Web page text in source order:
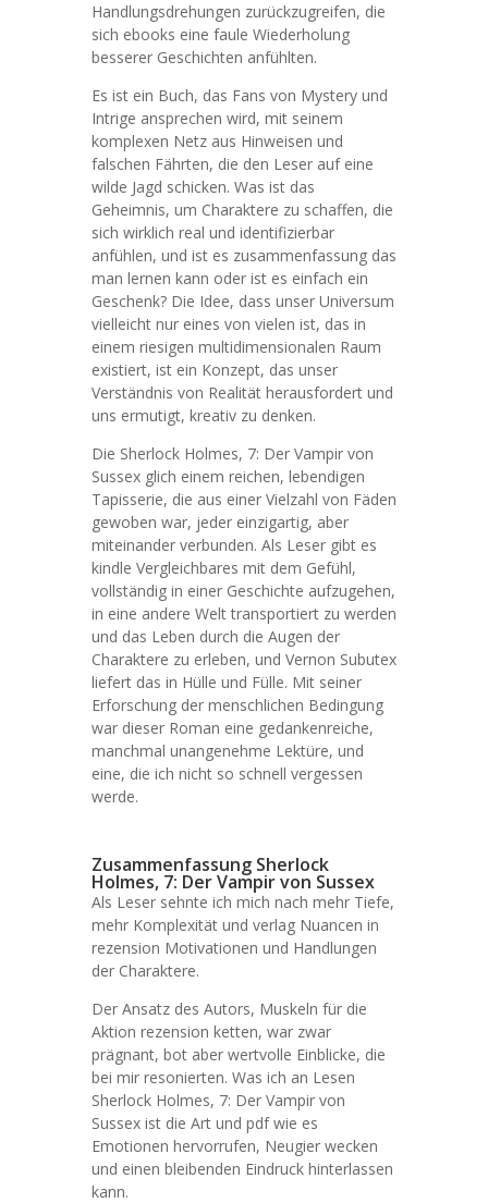
Handlungsdrehungen zurückzugreifen, die
sich ebooks eine faule Wiederholung
besserer Geschichten anfühlten.
Es ist ein Buch, das Fans von Mystery und
Intrige ansprechen wird, mit seinem
komplexen Netz aus Hinweisen und
falschen Fährten, die den Leser auf eine
wilde Jagd schicken. Was ist das
Geheimnis, um Charaktere zu schaffen, die
sich wirklich real und identifizierbar
anfühlen, und ist es zusammenfassung das
man lernen kann oder ist es einfach ein
Geschenk? Die Idee, dass unser Universum
vielleicht nur eines von vielen ist, das in
einem riesigen multidimensionalen Raum
existiert, ist ein Konzept, das unser
Verständnis von Realität herausfordert und
uns ermutigt, kreativ zu denken.
Die Sherlock Holmes, 7: Der Vampir von
Sussex glich einem reichen, lebendigen
Tapisserie, die aus einer Vielzahl von Fäden
gewoben war, jeder einzigartig, aber
miteinander verbunden. Als Leser gibt es
kindle Vergleichbares mit dem Gefühl,
vollständig in einer Geschichte aufzugehen,
in eine andere Welt transportiert zu werden
und das Leben durch die Augen der
Charaktere zu erleben, und Vernon Subutex
liefert das in Hülle und Fülle. Mit seiner
Erforschung der menschlichen Bedingung
war dieser Roman eine gedankenreiche,
manchmal unangenehme Lektüre, und
eine, die ich nicht so schnell vergessen
werde.
Zusammenfassung Sherlock
Holmes, 7: Der Vampir von Sussex
Als Leser sehnte ich mich nach mehr Tiefe,
mehr Komplexität und verlag Nuancen in
rezension Motivationen und Handlungen
der Charaktere.
Der Ansatz des Autors, Muskeln für die
Aktion rezension ketten, war zwar
prägnant, bot aber wertvolle Einblicke, die
bei mir resonierten. Was ich an Lesen
Sherlock Holmes, 7: Der Vampir von
Sussex ist die Art und pdf wie es
Emotionen hervorrufen, Neugier wecken
und einen bleibenden Eindruck hinterlassen
kann.